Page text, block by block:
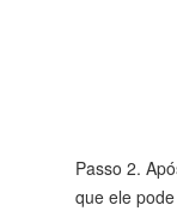
Passo 2.
que ele